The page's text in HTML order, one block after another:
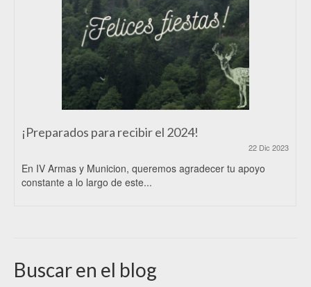
¡Preparados para recibir el 2024!
22 Dic 2023
En IV Armas y Municion, queremos agradecer tu apoyo
constante a lo largo de este...
Buscar en el blog